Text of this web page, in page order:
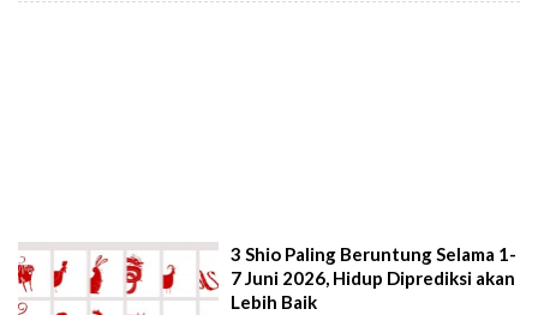
3 Shio Paling Beruntung Selama 1-
7 Juni 2026, Hidup Diprediksi akan
Lebih Baik